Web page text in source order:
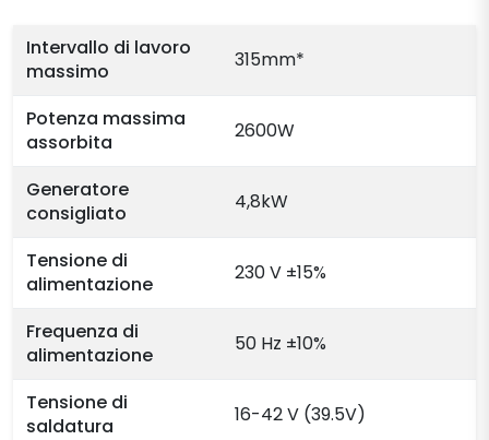
Intervallo di lavoro
massimo
315mm*
Potenza massima
assorbita
2600W
Generatore
consigliato
4,8kW
Tensione di
alimentazione
230 V ±15%
Frequenza di
alimentazione
50 Hz ±10%
Tensione di
saldatura
16-42 V (39.5V)